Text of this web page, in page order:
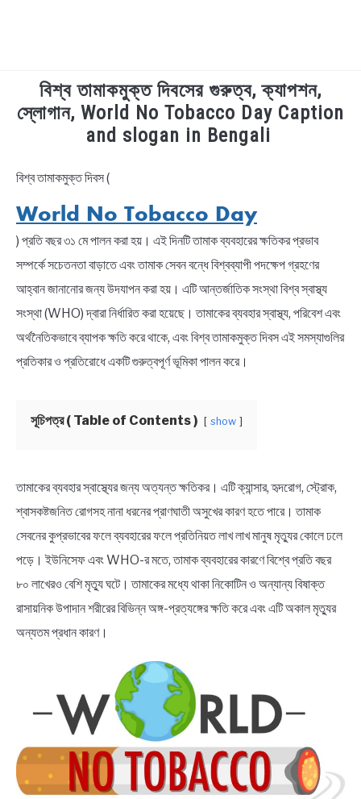
TECHNOLOGY
HEALTH & LIFESTYLE
BIOGRAPHY
EDUCATIONAL
BENGALI WISHES
QUOTES & CAPTIONS
NEWS
BENGALI LYRICS
BENGALI STORIES
বিশ্ব তামাকমুক্ত দিবসের গুরুত্ব, ক্যাপশন,
স্লোগান, World No Tobacco Day Caption
and slogan in Bengali
in
Quotes
বিশ্ব তামাকমুক্ত দিবস (
World No Tobacco Day
) প্রতি বছর ৩১ মে পালন করা হয়। এই দিনটি তামাক ব্যবহারের ক্ষতিকর প্রভাব
সম্পর্কে সচেতনতা বাড়াতে এবং তামাক সেবন বন্ধে বিশ্বব্যাপী পদক্ষেপ গ্রহণের
আহ্বান জানানোর জন্য উদযাপন করা হয়। এটি আন্তর্জাতিক সংস্থা বিশ্ব স্বাস্থ্য
সংস্থা (WHO) দ্বারা নির্ধারিত করা হয়েছে। তামাকের ব্যবহার স্বাস্থ্য, পরিবেশ এবং
অর্থনৈতিকভাবে ব্যাপক ক্ষতি করে থাকে, এবং বিশ্ব তামাকমুক্ত দিবস এই সমস্যাগুলির
প্রতিকার ও প্রতিরোধে একটি গুরুত্বপূর্ণ ভূমিকা পালন করে।
সূচিপত্র ( Table of Contents ) show
তামাকের ব্যবহার স্বাস্থ্যের জন্য অত্যন্ত ক্ষতিকর। এটি ক্যান্সার, হৃদরোগ, স্ট্রোক,
শ্বাসকষ্টজনিত রোগসহ নানা ধরনের প্রাণঘাতী অসুখের কারণ হতে পারে। তামাক
সেবনের কুপ্রভাবের ফলে ব্যবহারের ফলে প্রতিনিয়ত লাখ লাখ মানুষ মৃত্যুর কোলে ঢলে
পড়ে। ইউনিসেফ এবং WHO-র মতে, তামাক ব্যবহারের কারণে বিশ্বে প্রতি বছর
৮০ লাখেরও বেশি মৃত্যু ঘটে। তামাকের মধ্যে থাকা নিকোটিন ও অন্যান্য বিষাক্ত
রাসায়নিক উপাদান শরীরের বিভিন্ন অঙ্গ-প্রত্যঙ্গের ক্ষতি করে এবং এটি অকাল মৃত্যুর
অন্যতম প্রধান কারণ।